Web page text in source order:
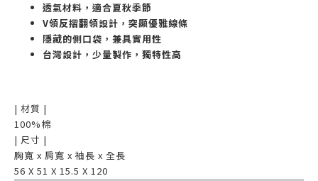
透氣材料，適合夏秋季節
V領反摺翻領設計，突顯優雅線條
隱藏的側口袋，兼具實用性
台灣設計，少量製作，獨特性高
| 材質 |
100%棉
| 尺寸 |
胸寬 x 肩寬 x 袖長 x 全長
56 X 51 X 15.5 X 120